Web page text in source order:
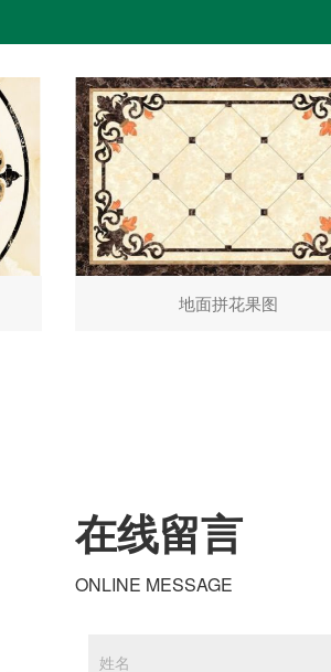
地面拼花果图
在线留言
ONLINE MESSAGE